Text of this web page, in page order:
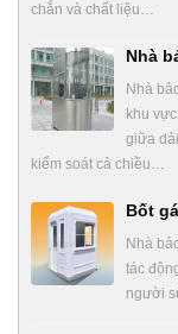
chắn và chất liệu…
Nhà
Nhà
khu
giữa
kiểm soát cả chiều…
Bốt
Nhà
tác
người